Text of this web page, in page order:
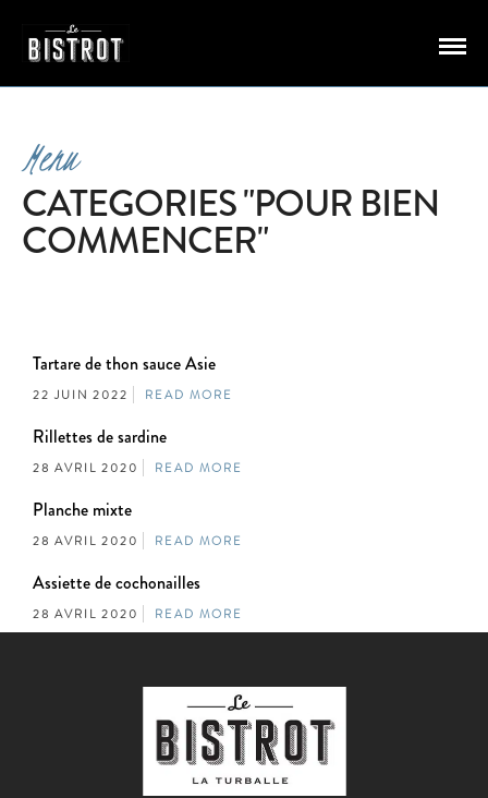
Menu
CATEGORIES "POUR BIEN
COMMENCER"
Tartare de thon sauce Asie
22 JUIN 2022 READ MORE
Rillettes de sardine
28 AVRIL 2020 READ MORE
Planche mixte
28 AVRIL 2020 READ MORE
Assiette de cochonailles
28 AVRIL 2020 READ MORE